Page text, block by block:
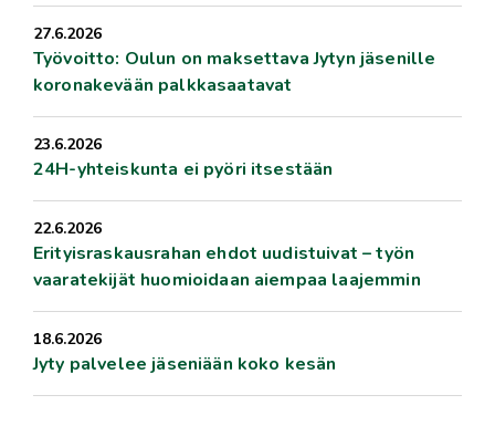
27.6.2026
Työvoitto: Oulun on maksettava Jytyn jäsenille
koronakevään palkkasaatavat
23.6.2026
24H-yhteiskunta ei pyöri itsestään
22.6.2026
Erityisraskausrahan ehdot uudistuivat – työn
vaaratekijät huomioidaan aiempaa laajemmin
18.6.2026
Jyty palvelee jäseniään koko kesän